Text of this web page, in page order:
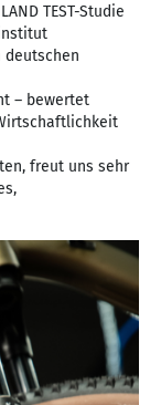
TEST-Studie
deutschen
– bewertet
freut uns sehr